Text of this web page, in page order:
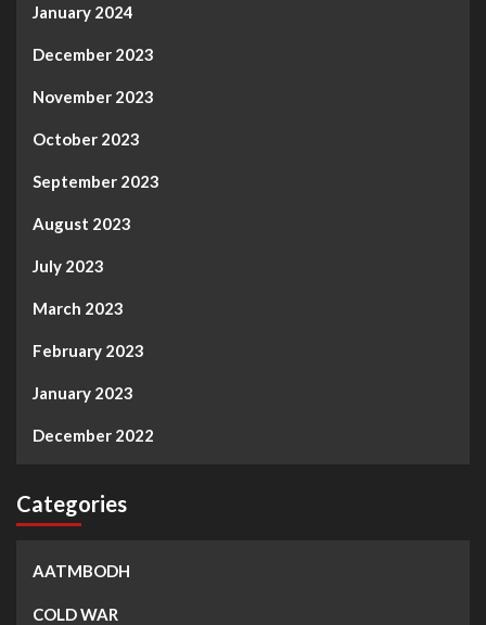
January 2024
December 2023
November 2023
October 2023
September 2023
August 2023
July 2023
March 2023
February 2023
January 2023
December 2022
Categories
AATMBODH
COLD WAR